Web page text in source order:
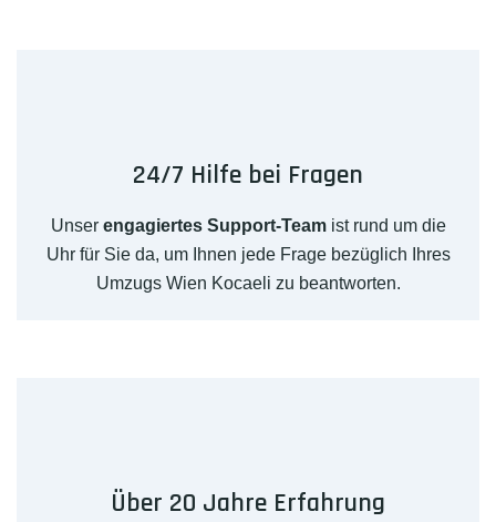
24/7 Hilfe bei Fragen
Unser engagiertes Support-Teamist rund um die
Uhr für Sie da, um Ihnen jede Frage bezüglich Ihres
Umzugs Wien Kocaeli zu beantworten.
Über 20 Jahre Erfahrung